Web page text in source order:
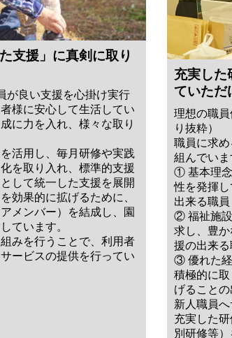
支援」に真剣に取り
が良い支援を心掛け実行
様に安心して生活してい
に力を入れ、様々な取り
活用し、毎月研修や実践
を取り入れ、標準的支援
して統一した支援を展開
効果的に拡げるために、
メンバー）を結成し、園
ています。
みを行うことで、利用者
ービスの提供を行ってい
充実した
ていただ
理想の職
り抜粋）
職員に求
組んでいま
① 基本理念
性を発揮
出来る職員
② 福祉施設
求し、豊
援の出来る
③ 優れた経
積極的に
げること
新人職員
充実した
別研修等